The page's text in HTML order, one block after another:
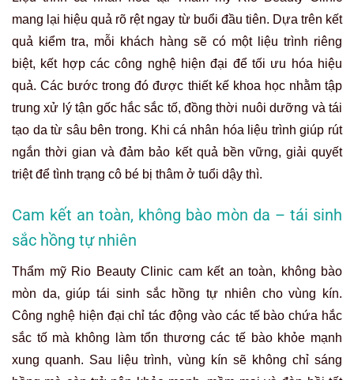
mang lại hiệu quả rõ rệt ngay từ buổi đầu tiên. Dựa trên kết
quả kiểm tra, mỗi khách hàng sẽ có một liệu trình riêng
biệt, kết hợp các công nghệ hiện đại để tối ưu hóa hiệu
quả. Các bước trong đó được thiết kế khoa học nhằm tập
trung xử lý tận gốc hắc sắc tố, đồng thời nuôi dưỡng và tái
tạo da từ sâu bên trong. Khi cá nhân hóa liệu trình giúp rút
ngắn thời gian và đảm bảo kết quả bền vững, giải quyết
triệt để tình trạng cô bé bị thâm ở tuổi dậy thì.
Cam kết an toàn, không bào mòn da – tái sinh
sắc hồng tự nhiên
Thẩm mỹ Rio Beauty Clinic cam kết an toàn, không bào
mòn da, giúp tái sinh sắc hồng tự nhiên cho vùng kín.
Công nghệ hiện đại chỉ tác động vào các tế bào chứa hắc
sắc tố mà không làm tổn thương các tế bào khỏe mạnh
xung quanh. Sau liệu trình, vùng kín sẽ không chỉ sáng